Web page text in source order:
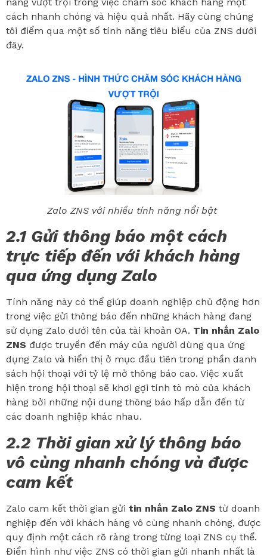
cách nhanh chóng và hiệu quả nhất. Hãy cùng chúng
tôi điểm qua một số tính năng tiêu biểu của ZNS dưới
đây.
Zalo ZNS với nhiều tính năng nổi bật
2.1 Gửi thông báo một cách
trực tiếp đến với khách hàng
qua ứng dụng Zalo
Tính năng này có thể giúp doanh nghiệp chủ động hơn
trong việc gửi thông báo đến những khách hàng đang
sử dụng Zalo dưới tên của tài khoản OA. Tin nhắn Zalo
ZNS được truyền đến máy của người dùng qua ứng
dụng Zalo và hiển thị ở mục đầu tiên trong phần danh
sách hội thoại với tỷ lệ mở thông báo cao. Việc xuất
hiện trong hội thoại sẽ khơi gợi tính tò mò của khách
hàng bởi những nội dung thông báo hấp dẫn đến từ
các doanh nghiệp khác nhau.
2.2 Thời gian xử lý thông báo
vô cùng nhanh chóng và được
cam kết
Zalo cam kết thời gian gửi tin nhắn Zalo ZNS từ doanh
nghiệp đến với khách hàng vô cùng nhanh chóng, được
quy định một cách rõ ràng trong từng loại ZNS cụ thể.
Điển hình như việc ZNS có thời gian gửi nhanh nhất là